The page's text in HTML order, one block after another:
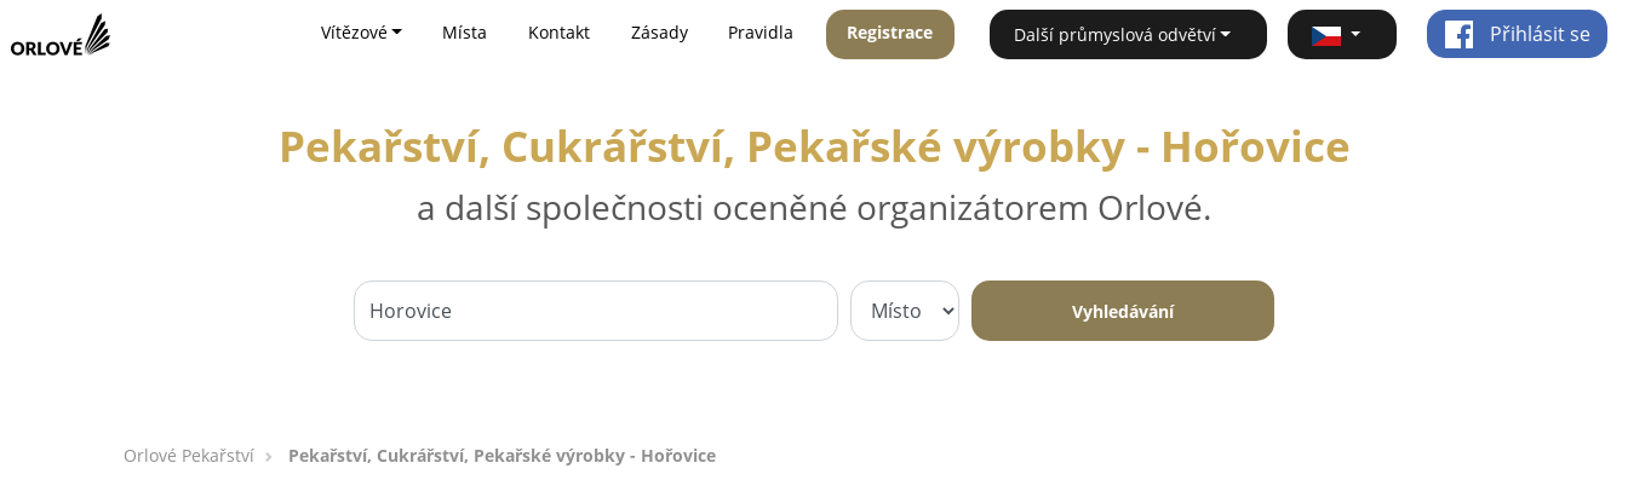
Vítězové Místa Kontakt Zásady Pravidla Registrace Další průmyslová odvětví Přihlásit se
Pekařství, Cukrářství, Pekařské výrobky - Hořovice
a další společnosti oceněné organizátorem Orlové.
Vyhledávání
Orlové Pekařství Pekařství, Cukrářství, Pekařské výrobky - Hořovice